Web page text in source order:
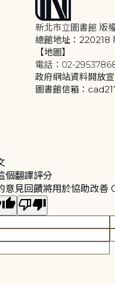
新北市立圖書館 版
總館地址：220218
【地圖】
電話：02-
政府網站資料開放
圖書館信箱：
個翻譯評分
意見回饋將用於協助改善